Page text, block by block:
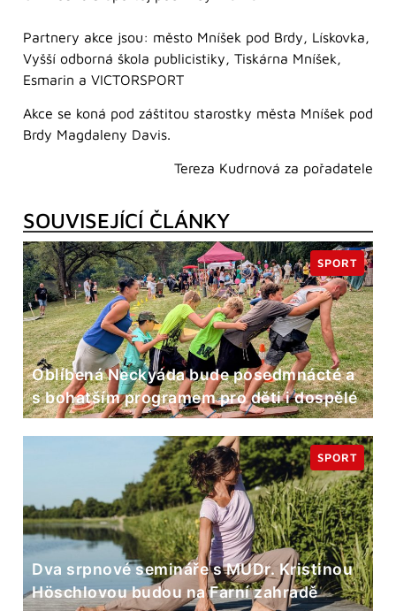
Partnery akce jsou: město Mníšek pod Brdy, Lískovka,
Vyšší odborná škola publicistiky, Tiskárna Mníšek,
Esmarin a VICTORSPORT
Akce se koná pod záštitou starostky města Mníšek pod
Brdy Magdaleny Davis.
Tereza Kudrnová za pořadatele
SOUVISEJÍCÍ ČLÁNKY
Oblíbená Neckyáda bude posedmnácté a
s bohatším programem pro děti i dospělé
SPORT
Dva srpnové semináře s MUDr. Kristinou
Höschlovou budou na Farní zahradě
SPORT